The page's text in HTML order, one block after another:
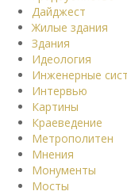
Дайджест
Жилые здания
Здания
Идеология
Инженерные
Интервью
Картины
Краеведение
Метрополитен
Мнения
Монументы
Мосты